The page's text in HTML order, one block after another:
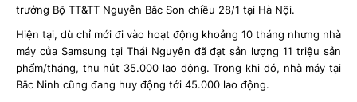
trưởng Bộ TT&TT Nguyễn Bắc Son chiều 28/1 tại Hà Nội.
Hiện tại, dù chỉ mới đi vào hoạt động khoảng 10 tháng nhưng nhà
máy của Samsung tại Thái Nguyên đã đạt sản lượng 11 triệu sản
phẩm/tháng, thu hút 35.000 lao động. Trong khi đó, nhà máy tại
Bắc Ninh cũng đang huy động tới 45.000 lao động.